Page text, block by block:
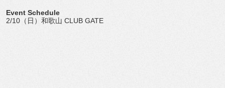
Event Schedule
2/10（日）和歌山 CLUB GATE